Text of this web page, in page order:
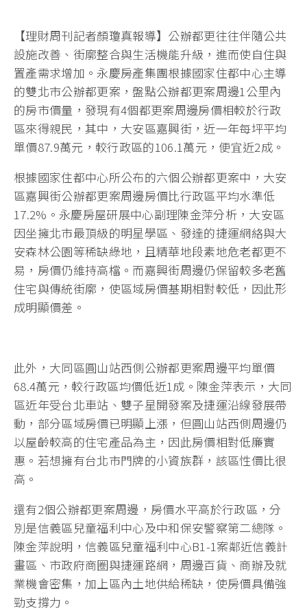
【理財周刊記者顏瓊真報導】公辦都更往往伴隨公共
設施改善、街廓整合與生活機能升級，進而使自住與
置產需求增加。永慶房產集團根據國家住都中心主導
的雙北市公辦都更案，盤點公辦都更案周邊1公里內
的房市價量，發現有4個都更案周邊房價相較於行政
區來得親民，其中，大安區嘉興街，近一年每坪平均
單價87.9萬元，較行政區的106.1萬元，便宜近2成。
根據國家住都中心所公布的六個公辦都更案中，大安
區嘉興街公辦都更案周邊房價比行政區平均水準低
17.2%。永慶房屋研展中心副理陳金萍分析，大安區
因坐擁北市最頂級的明星學區、發達的捷運網絡與大
安森林公園等稀缺綠地，且精華地段素地危老都更不
易，房價仍維持高檔。而嘉興街周邊仍保留較多老舊
住宅與傳統街廓，使區域房價基期相對較低，因此形
成明顯價差。
此外，大同區圓山站西側公辦都更案周邊平均單價
68.4萬元，較行政區均價低近1成。陳金萍表示，大同
區近年受台北車站、雙子星開發案及捷運沿線發展帶
動，部分區域房價已明顯上漲，但圓山站西側周邊仍
以屋齡較高的住宅產品為主，因此房價相對低廉實
惠。若想擁有台北市門牌的小資族群，該區性價比很
高。
還有2個公辦都更案周邊，房價水平高於行政區，分
別是信義區兒童福利中心及中和保安警察第二總隊。
陳金萍說明，信義區兒童福利中心B1-1案鄰近信義計
畫區、市政府商圈與捷運路網，周邊百貨、商辦及就
業機會密集，加上區內土地供給稀缺，使房價具備強
勁支撐力。